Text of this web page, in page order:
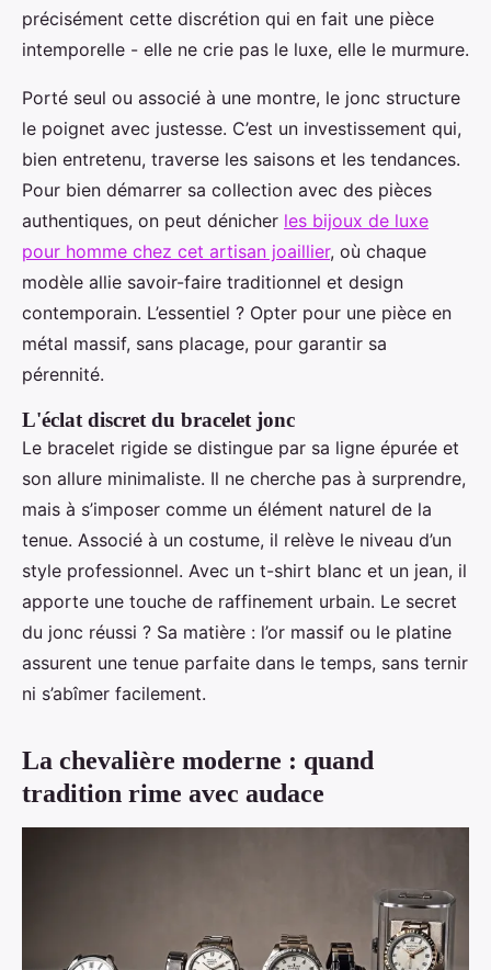
précisément cette discrétion qui en fait une pièce
intemporelle - elle ne crie pas le luxe, elle le murmure.
Porté seul ou associé à une montre, le jonc structure
le poignet avec justesse. C’est un investissement qui,
bien entretenu, traverse les saisons et les tendances.
Pour bien démarrer sa collection avec des pièces
authentiques, on peut dénicher les bijoux de luxe
pour homme chez cet artisan joaillier, où chaque
modèle allie savoir-faire traditionnel et design
contemporain. L’essentiel ? Opter pour une pièce en
métal massif, sans placage, pour garantir sa
pérennité.
L'éclat discret du bracelet jonc
Le bracelet rigide se distingue par sa ligne épurée et
son allure minimaliste. Il ne cherche pas à surprendre,
mais à s’imposer comme un élément naturel de la
tenue. Associé à un costume, il relève le niveau d’un
style professionnel. Avec un t-shirt blanc et un jean, il
apporte une touche de raffinement urbain. Le secret
du jonc réussi ? Sa matière : l’or massif ou le platine
assurent une tenue parfaite dans le temps, sans ternir
ni s’abîmer facilement.
La chevalière moderne : quand
tradition rime avec audace